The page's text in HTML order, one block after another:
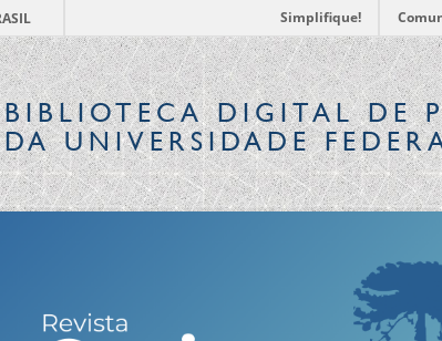
Simplifique!
BIBLIOTECA DIGITALDE
DA UNIVERSIDADE